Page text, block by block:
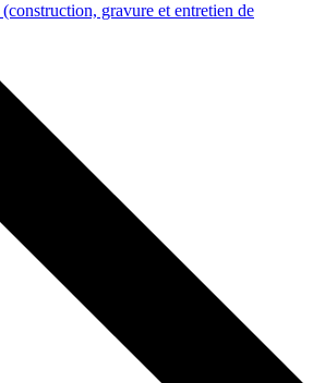
(construction, gravure et entretien de